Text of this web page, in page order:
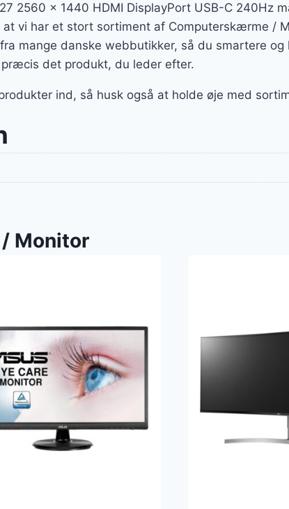
2560 x 1440 HDMI DisplayPort USB-C 240Hz
at vi har et stort sortiment af Computerskærme /
mange danske webbutikker, så du smartere
det produkt, du leder efter.
ind, så husk også at holde øje med
Monitor